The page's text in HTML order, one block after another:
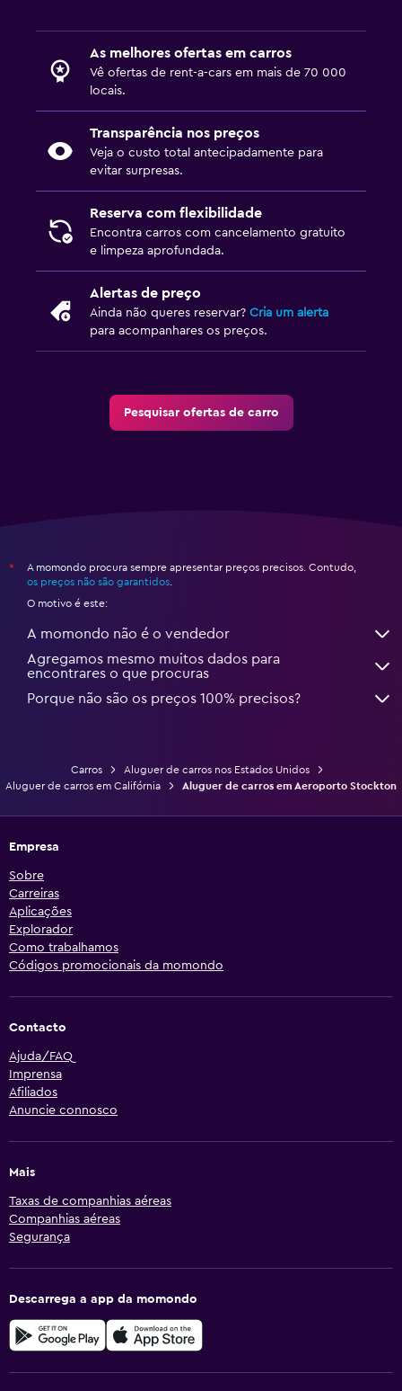
As melhores ofertas em carros
Vê ofertas de rent-a-cars em mais de 70 000
locais.
Transparência nos preços
Veja o custo total antecipadamente para
evitar surpresas.
Reserva com flexibilidade
Encontra carros com cancelamento gratuito
e limpeza aprofundada.
Alertas de preço
Ainda não queres reservar? Cria um alerta
para acompanhares os preços.
Pesquisar ofertas de carro
*
A momondo procura sempre apresentar preços precisos. Contudo,
os preços não são garantidos.
O motivo é este:
A momondo não é o vendedor
Agregamos mesmo muitos dados para
encontrares o que procuras
Porque não são os preços 100% precisos?
Carros
Aluguer de carros nos Estados Unidos
Aluguer de carros em Califórnia
Aluguer de carros em Aeroporto Stockton
Empresa
Sobre
Carreiras
Aplicações
Explorador
Como trabalhamos
Códigos promocionais da momondo
Contacto
Ajuda/FAQ
Imprensa
Afiliados
Anuncie connosco
Mais
Taxas de companhias aéreas
Companhias aéreas
Segurança
Descarrega a app da momondo